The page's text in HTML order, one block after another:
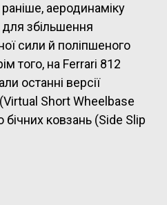
аеродинаміку
збільшення
сили й поліпшеного
того, на Ferrari 812
останні версії
Short Wheelbase
ковзань (Side Slip